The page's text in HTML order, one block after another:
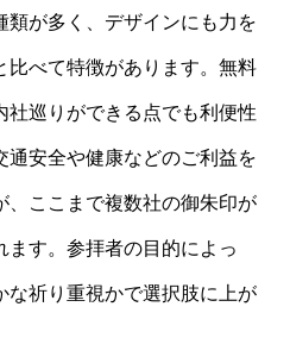
類が多く、デザインにも力を
比べて特徴があります。無料
社巡りができる点でも利便性
通安全や健康などのご利益を
、ここまで複数社の御朱印が
す。参拝者の目的によっ
な祈り重視かで選択肢に上が